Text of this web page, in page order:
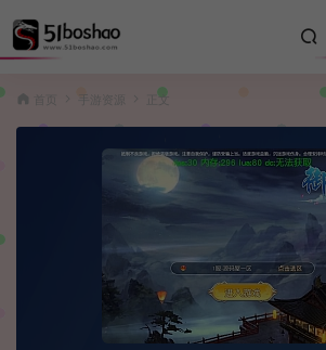
手游资源 正文